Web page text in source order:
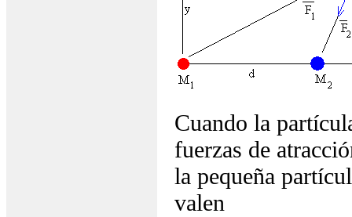
Cuando la
fuerzas de
la pequeña
valen